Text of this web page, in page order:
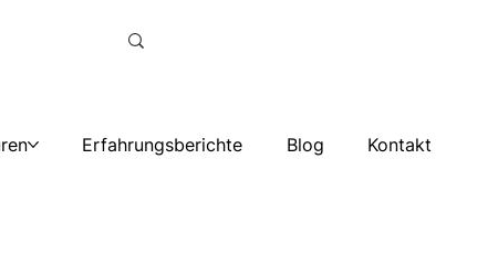
Erfahrungsberichte Blog Kontakt